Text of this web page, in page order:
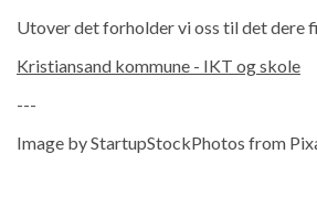
Utover det forholder vi oss til det dere
Kristiansand kommune - IKT og skole
---
Image by StartupStockPhotos from